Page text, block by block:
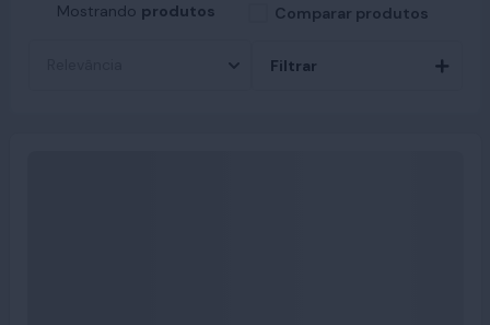
Mostrando produtos Comparar produtos
Filtrar